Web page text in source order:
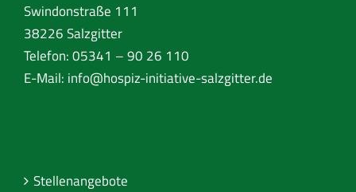
Swindonstraße 111
38226 Salzgitter
Telefon: 05341 – 90 26 110
E-Mail: info@hospiz-initiative-salzgitter.de
Stellenangebote